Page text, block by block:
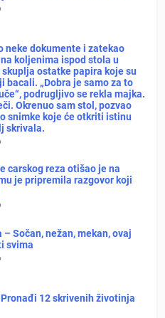
neke dokumente i zatekao
koljenima ispod stola u
ostatke papira koje su
bacali. „Dobra je samo za to
podrugljivo se rekla majka.
Okrenuo sam stol, pozvao
snimke koje će otkriti istinu
skrivala.
carskog reza otišao je na
je pripremila razgovor koji
Sočan, nežan, mekan, ovaj
svima
12 skrivenih životinja